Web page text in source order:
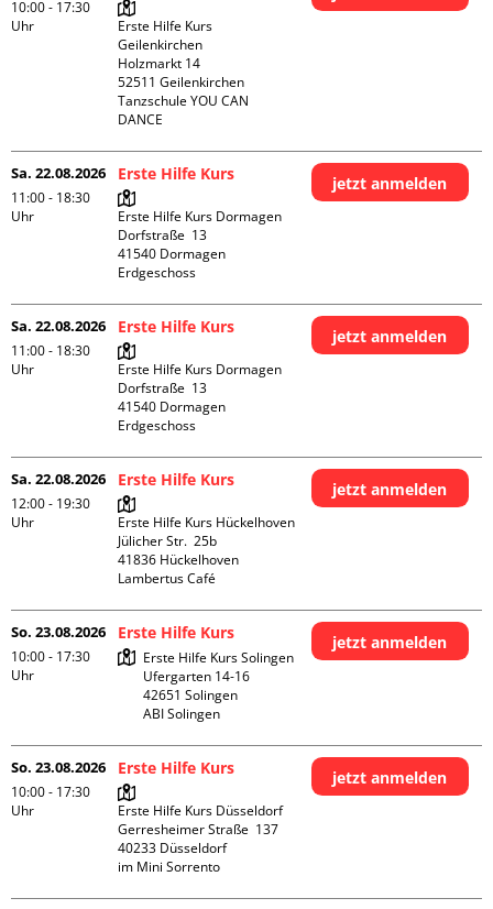
10:00 - 17:30
Uhr
Erste Hilfe Kurs
Geilenkirchen
Holzmarkt 14
52511 Geilenkirchen
Tanzschule YOU CAN
DANCE
Sa. 22.08.2026
11:00 - 18:30
Uhr
Erste Hilfe Kurs
Erste Hilfe Kurs Dormagen
Dorfstraße  13
41540 Dormagen
Erdgeschoss
jetzt anmelden
Sa. 22.08.2026
11:00 - 18:30
Uhr
Erste Hilfe Kurs
Erste Hilfe Kurs Dormagen
Dorfstraße  13
41540 Dormagen
Erdgeschoss
jetzt anmelden
Sa. 22.08.2026
12:00 - 19:30
Uhr
Erste Hilfe Kurs
Erste Hilfe Kurs Hückelhoven
Jülicher Str.  25b
41836 Hückelhoven
Lambertus Café
jetzt anmelden
So. 23.08.2026
10:00 - 17:30
Uhr
Erste Hilfe Kurs
Erste Hilfe Kurs Solingen
Ufergarten 14-16
42651 Solingen
ABI Solingen
jetzt anmelden
So. 23.08.2026
10:00 - 17:30
Uhr
Erste Hilfe Kurs
Erste Hilfe Kurs Düsseldorf
Gerresheimer Straße  137
40233 Düsseldorf
im Mini Sorrento
jetzt anmelden